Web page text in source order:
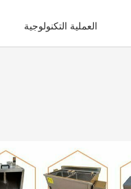
العملية التكنولوجية